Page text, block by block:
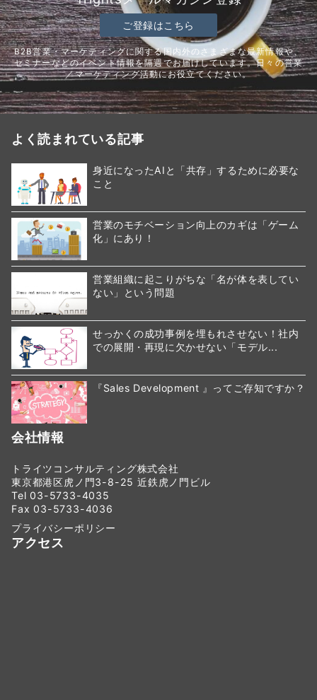
ご登録はこちら
B2B営業・マーケティングに関する国内外のさまざまな最新情報や、
セミナーなどのイベント情報を隔週でお届けしています。日々の営業
／マーケティング活動にお役立てください。
よく読まれている記事
身近になったAIと「共存」するために必要な
こと
営業のモチベーション向上のカギは「ゲーム
化」にあり！
営業組織に起こりがちな「名が体を表してい
ない」という問題
せっかくの成功事例を埋もれさせない！社内
での展開・再現に欠かせない「モデル...
『Sales Development 』ってご存知ですか？
会社情報
トライツコンサルティング株式会社
東京都港区虎ノ門3-8-25 近鉄虎ノ門ビル
Tel 03-5733-4035
Fax 03-5733-4036
プライバシーポリシー
アクセス